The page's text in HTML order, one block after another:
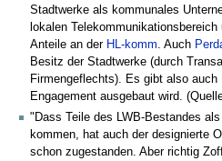
Stadtwerke als kommunales
lokalen
Anteile an der HL-komm. Auch
Besitz der Stadtwerke (durch
Firmengeflechts). Es gibt also
Engagement ausgebaut wird.
"Dass Teile des LWB-Bestandes
kommen, hat auch der designierte
schon zugestanden. Aber richtig